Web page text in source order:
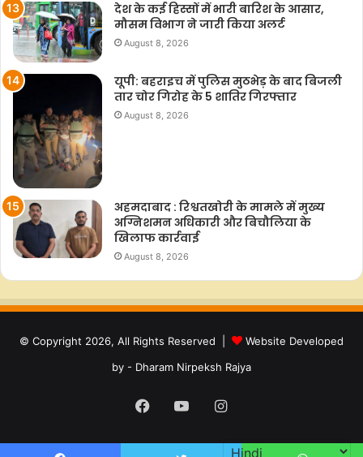
देश के कई हिस्सों में भारी बारिश के आसार,
मौसम विभाग ने जारी किया अलर्ट
August 8, 2026
यूपी: बहराइच में पुलिस मुठभेड़ के बाद बिजली
तार चोर गिरोह के 5 शातिर गिरफ्तार
August 8, 2026
अहमदाबाद : रिश्वतखोरी के मामले में मुख्य
अग्निशमन अधिकारी और बिचौलिया के
खिलाफ कार्रवाई
August 8, 2026
© Copyright 2026, All Rights Reserved |
Website Developed
by - Dharam Nirpeksh Rajya
Facebook
YouTubeInstagram